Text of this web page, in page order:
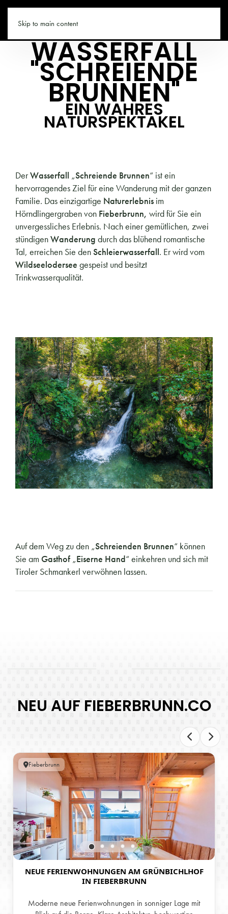
Skip to main content
FIEBERBRUNN.CO
WASSERFALL
"SCHREIENDE
BRUNNEN"
EIN WAHRES
NATURSPEKTAKEL
DerWasserfall „Schreiende Brunnen“ ist ein
hervorragendes Ziel für eine Wanderung mit der ganzen
Familie. Das einzigartige Naturerlebnis im
Hörndlingergraben von Fieberbrunn, wird für Sie ein
unvergessliches Erlebnis. Nach einer gemütlichen, zwei
stündigenWanderung durch das blühend romantische
Tal, erreichen Sie denSchleierwasserfall. Erwird vom
Wildseelodersee gespeist und besitzt
Trinkwasserqualität.
Auf dem Weg zu den „Schreienden Brunnen“ können
Sie am Gasthof „Eiserne Hand“ einkehren und sich mit
Tiroler Schmankerl verwöhnen lassen.
NEU AUF FIEBERBRUNN.CO
Fieberbrunn
NEUE FERIENWOHNUNGEN AM GRÜNBICHLHOF
IN FIEBERBRUNN
Moderne neue Ferienwohnungen in sonniger Lage mit